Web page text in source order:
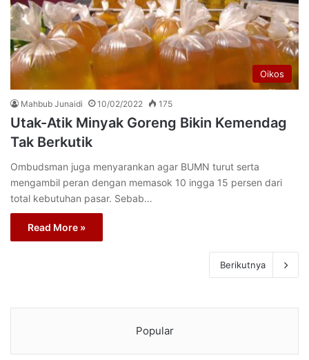
Oikos
Mahbub Junaidi 10/02/2022 175
Utak-Atik Minyak Goreng Bikin Kemendag
Tak Berkutik
Ombudsman juga menyarankan agar BUMN turut serta
mengambil peran dengan memasok 10 ingga 15 persen dari
total kebutuhan pasar. Sebab…
Read More »
Berikutnya
Popular